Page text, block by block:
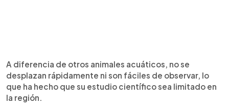
A diferencia de otros animales acuáticos, no se
desplazan rápidamente ni son fáciles de observar, lo
que ha hecho que su estudio científico sea limitado en
la región.